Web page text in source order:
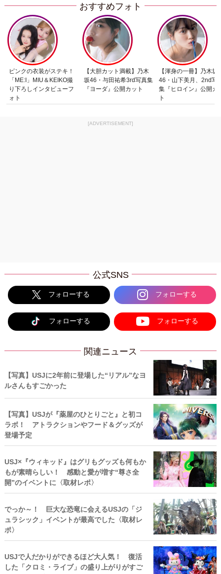
おすすめフォト
ピンクの衣装がステキ！
「ME:I」MIU＆KEIKO撮
り下ろしインタビューフ
ォト
【大胆カット満載】乃木
坂46・与田祐希3rd写真集
『ヨーダ』公開カット
【渾身の一冊】乃木坂
46・山下美月、2nd写
集『ヒロイン』公開カ
ト
[ADVERTISEMENT]
公式SNS
フォローする フォローする
フォローする フォローする
関連ニュース
【写真】USJに2年前に登場した“リアル”なヨ
ルさんもすごかった
【写真】USJが『薬屋のひとりごと』と初コ
ラボ！ アトラクションやフード＆グッズが
登場予定
USJ×『ウィキッド』はグリもグッズも何もか
もが素晴らしい！ 感動と愛が増す“尊さ全
開”のイベントに〈取材レポ〉
でっか～！ 巨大な恐竜に会えるUSJの「ジ
ュラシック」イベントが最高でした〈取材レ
ポ〉
USJで人だかりができるほど大人気！ 復活
した「クロミ・ライブ」の盛り上がりがすご